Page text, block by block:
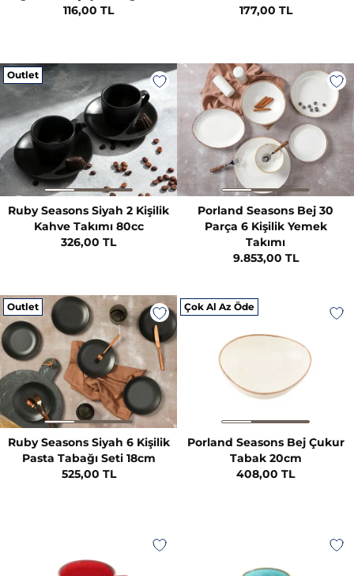
116,00 TL
177,00 TL
Outlet
Ruby Seasons Siyah 2 Kişilik
Kahve Takımı 80cc
326,00 TL
Porland Seasons Bej 30
Parça 6 Kişilik Yemek
Takımı
9.853,00 TL
Outlet
Ruby Seasons Siyah 6 Kişilik
Pasta Tabağı Seti 18cm
525,00 TL
Çok Al Az Öde
Porland Seasons Bej Çukur
Tabak 20cm
408,00 TL